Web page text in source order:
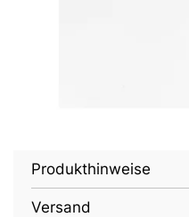
Produkthinweise
Versand